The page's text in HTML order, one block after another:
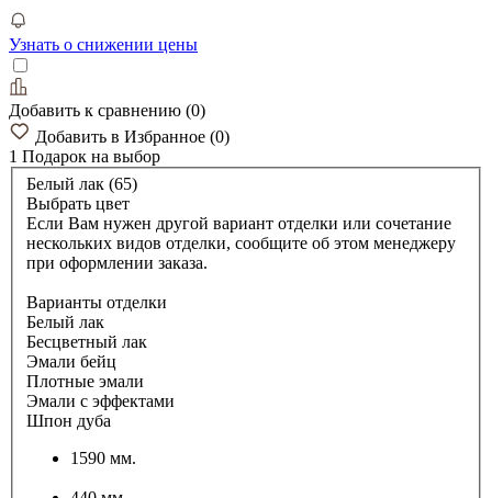
Узнать о снижении цены
Добавить к сравнению (0)
Добавить в Избранное (0)
1 Подарок на выбор
Белый лак (65)
Выбрать цвет
Если Вам нужен другой вариант отделки или сочетание
нескольких видов отделки, сообщите об этом менеджеру
при оформлении заказа.
Варианты отделки
Белый лак
Бесцветный лак
Эмали бейц
Плотные эмали
Эмали с эффектами
Шпон дуба
1590 мм.